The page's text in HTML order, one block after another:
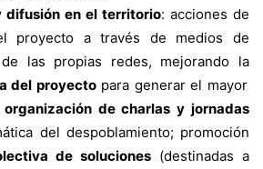
difusión en el territorio: acciones de
proyecto a través de medios de
las propias redes, mejorando la
del proyecto para generar el mayor
organización de charlas y jornadas
del despoblamiento; promoción
de soluciones (destinadas a